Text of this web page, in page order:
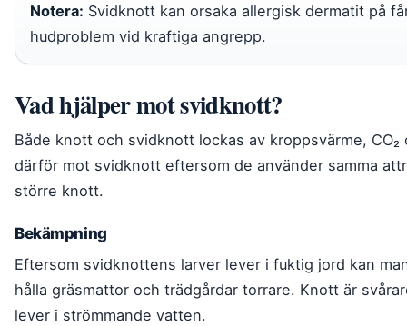
Notera: Svidknott kan orsaka allergisk dermatit på
hudproblem vid kraftiga angrepp.
Vad hjälper mot svidknott?
Både knott och svidknott lockas av kroppsvärme,
därför mot svidknott eftersom de använder samma
större knott.
Bekämpning
Eftersom svidknottens larver lever i fuktig jord kan
hålla gräsmattor och trädgårdar torrare. Knott är
lever i strömmande vatten.